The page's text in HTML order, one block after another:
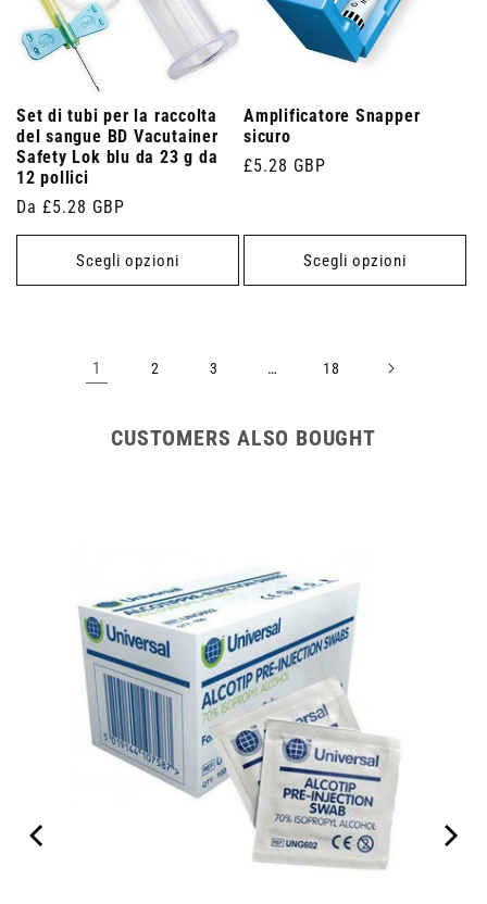
Set di tubi per la raccolta
del sangue BD Vacutainer
Safety Lok blu da 23 g da
12 pollici
Prezzo
di
Da £5.28 GBP
Scegli opzioni
Amplificatore Snapper
sicuro
Prezzo
£5.28 GBP
Scegli opzioni
1 2 3 … 18
CUSTOMERS ALSO BOUGHT